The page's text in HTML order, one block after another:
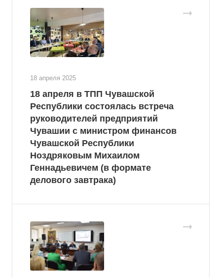
18 апреля 2025
18 апреля в ТПП Чувашской
Республики состоялась встреча
руководителей предприятий
Чувашии с министром финансов
Чувашской Республики
Ноздряковым Михаилом
Геннадьевичем (в формате
делового завтрака)